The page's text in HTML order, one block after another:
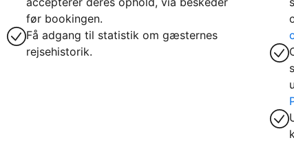
før bookingen.
Få adgang til statistik om gæsternes
rejsehistorik.